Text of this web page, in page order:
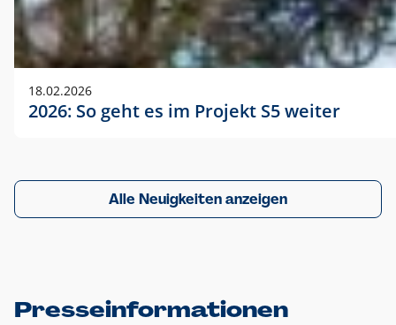
18.02.2026
2026: So geht es im Projekt S5 weiter
Alle Neuigkeiten anzeigen
Presseinformationen